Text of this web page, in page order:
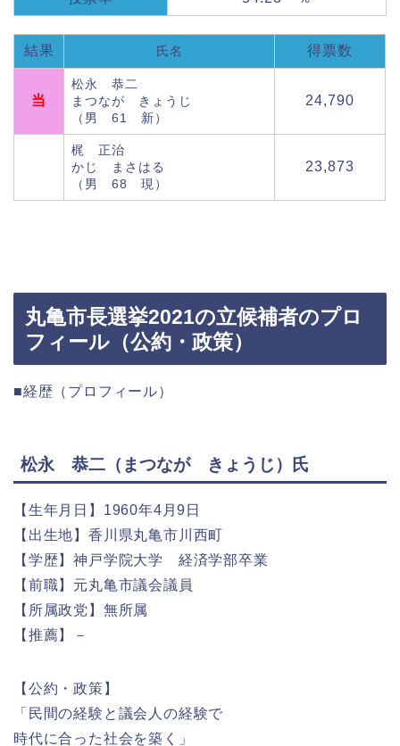
結果 氏名 得票数
当
松永 恭二
まつなが きょうじ
（男 61 新）
24,790
梶 正治
かじ まさはる
（男 68 現）
23,873
丸亀市長選挙2021の立候補者のプロ
フィール（公約・政策）
■経歴（プロフィール）
松永 恭二（まつなが きょうじ）氏
【生年月日】1960年4月9日
【出生地】香川県丸亀市川西町
【学歴】神戸学院大学 経済学部卒業
【前職】元丸亀市議会議員
【所属政党】無所属
【推薦】－
【公約・政策】
「民間の経験と議会人の経験で
時代に合った社会を築く」